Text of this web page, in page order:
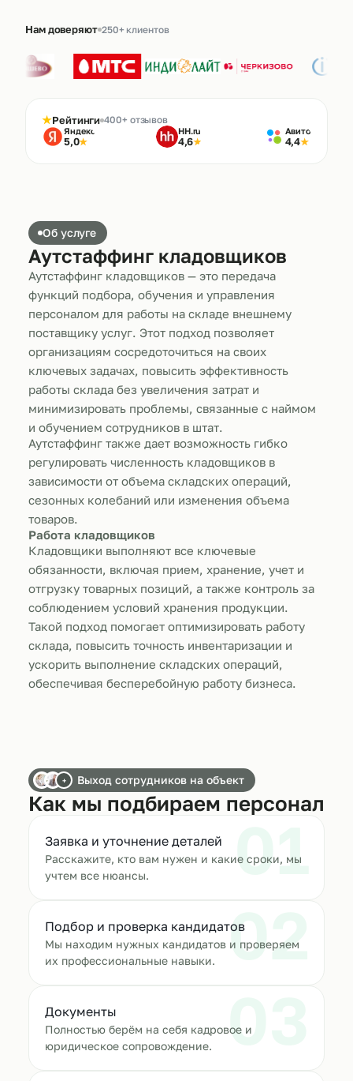
Нам доверяют 250+ клиентов
★Рейтинги 400+ отзывов
Яндекс
5,0★
HH.ru
4,6★
Авито
4,4★
Об услуге
Аутстаффинг кладовщиков
Аутстаффинг кладовщиков — это передача
функций подбора, обучения и управления
персоналом для работы на складе внешнему
поставщику услуг. Этот подход позволяет
организациям сосредоточиться на своих
ключевых задачах, повысить эффективность
работы склада без увеличения затрат и
минимизировать проблемы, связанные с наймом
и обучением сотрудников в штат.
Аутстаффинг также дает возможность гибко
регулировать численность кладовщиков в
зависимости от объема складских операций,
сезонных колебаний или изменения объема
товаров.
Работа кладовщиков
Кладовщики выполняют все ключевые
обязанности, включая прием, хранение, учет и
отгрузку товарных позиций, а также контроль за
соблюдением условий хранения продукции.
Такой подход помогает оптимизировать работу
склада, повысить точность инвентаризации и
ускорить выполнение складских операций,
обеспечивая бесперебойную работу бизнеса.
+ Выход сотрудников на объект
Как мы подбираем персонал
01
Заявка и уточнение деталей
Расскажите, кто вам нужен и какие сроки, мы
учтем все нюансы.
02
Подбор и проверка кандидатов
Мы находим нужных кандидатов и проверяем
их профессиональные навыки.
03
Документы
Полностью берём на себя кадровое и
юридическое сопровождение.